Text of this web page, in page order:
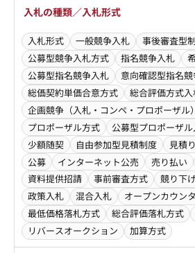
入札の種類／入札形式
入札形式 一般競争入札
事後審査型
公募型競争入札方式
指名競争入札
公募型指名競争入札
意向確認型指名
総価契約単価合意方式
総合評価方式
企画競争（入札・コンペ・プロポーザル）
プロポーザル方式
公募型プロポーザ
少額随契
自由参加型見積制度 見積
公募
インターネット公売 売り払い
資料提供招請
事前審査方式 競り下
政策入札
混合入札
オープンカウン
最低価格落札方式
総合評価落札方式
リバースオークション
加算方式